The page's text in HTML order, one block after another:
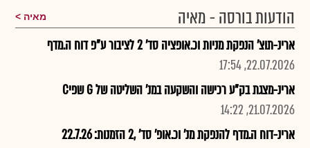
הודעות בורסה - מאיה מאיה
ארינ-תוצ' הנפקת מניות וכ.אופציה סד' 2 לציבור ע"פ דוח ה.מדף
22.07.2026, 17:54
ארינ-מצגת בק"ע רכישה והשקעה במנ' השליטה של G שפיC
21.07.2026, 14:22
ארינ-דוח ה.מדף להנפקת מנ' וכ.אופ' סד' ,2 הזמנות: 22.7.26